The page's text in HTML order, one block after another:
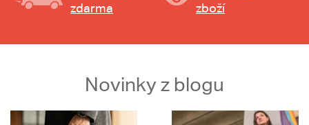
zdarma
zboží
Novinky z blogu